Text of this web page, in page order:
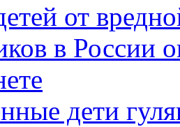
от
в России
дети